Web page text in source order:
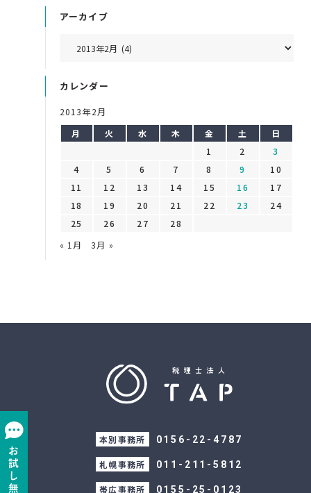
アーカイブ
カレンダー
2013年2月
月
火 水 木 金 土
日
1
2
3
4
5 6 7 8 9
10
11
12 13 14 15 16
17
18
19 20 21 22 23
24
25
26 27
28
« 1月
3月 »
本別事務所 0156-22-4787
札幌事務所 011-211-5812
帯広事務所 0155-25-0123